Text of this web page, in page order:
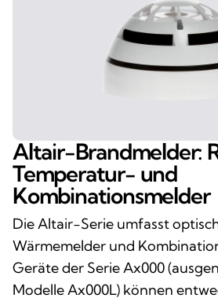
Altair-Brandmelder:
Temperatur- und
Kombinationsmelder
Die Altair-Serie umfasst
Wärmemelder und
Geräte der Serie Ax000
Modelle Ax000L) können